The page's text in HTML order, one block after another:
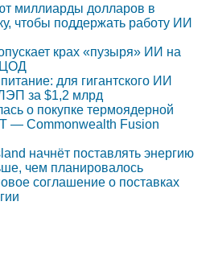
миллиарды долларов в
чтобы поддержать работу ИИ
крах «пузыря» ИИ на
ЦОД
для гигантского ИИ
за $1,2 млрд
о покупке термоядерной
— Commonwealth Fusion
начнёт поставлять энергию
чем планировалось
соглашение о поставках